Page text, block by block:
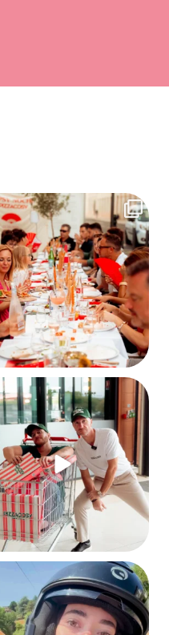
retourné Nîmes en mode feria avant
l`heure !
156 32
premier PizzaCosy dans un centre...
136 0
à emporter, pour vos virées en
scout,...
106 6